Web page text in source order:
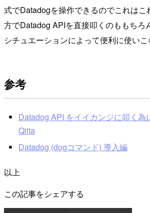
式でDatadogを操作できるのでこれはこ
方でDatadog APIを直接叩くのももちろ
シチュエーションによって便利に使いこ
参考
Datadog API をイイカンジに叩く為
Qiita
Datadog (dogコマンド) 導入編
以上
この記事をシェアする